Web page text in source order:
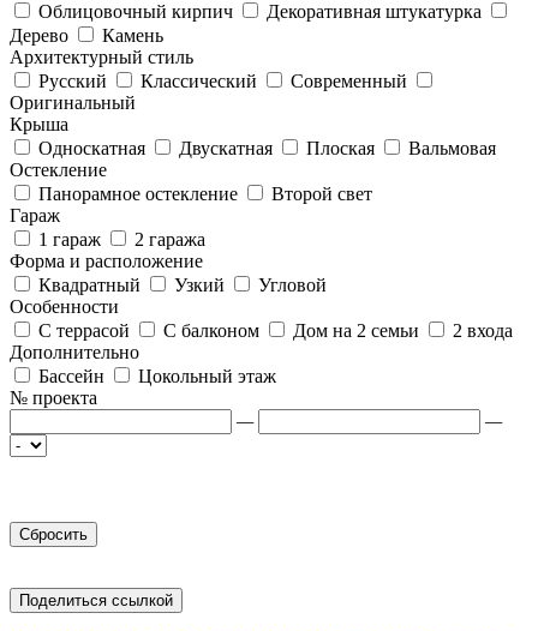
Облицовочный кирпич
Декоративная штукатурка
Дерево
Камень
Архитектурный стиль
Русский
Классический
Современный
Оригинальный
Крыша
Односкатная
Двускатная Плоская
Вальмовая
Остекление
Панорамное остекление
Второй свет
Гараж
1 гараж
2 гаража
Форма и расположение
Квадратный
Узкий
Угловой
Особенности
С террасой
С балконом Дом на 2 семьи
2 входа
Дополнительно
Бассейн
Цокольный этаж
№ проекта
—
—
Поделиться ссылкой